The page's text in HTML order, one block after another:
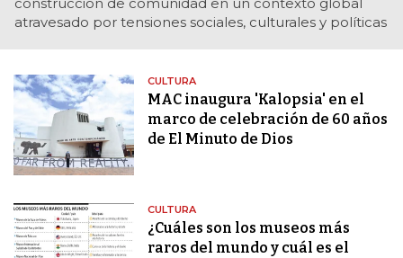
construcción de comunidad en un contexto global
atravesado por tensiones sociales, culturales y políticas
CULTURA
MAC inaugura 'Kalopsia' en el
marco de celebración de 60 años
de El Minuto de Dios
CULTURA
¿Cuáles son los museos más
raros del mundo y cuál es el